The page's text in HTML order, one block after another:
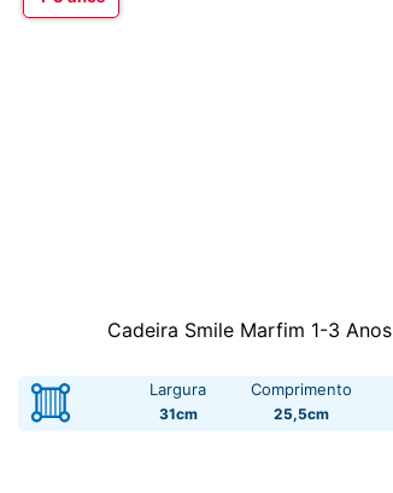
Cadeira Smile Marfim 1-3 Anos
Largura
31cm
Comprimento
25,5cm